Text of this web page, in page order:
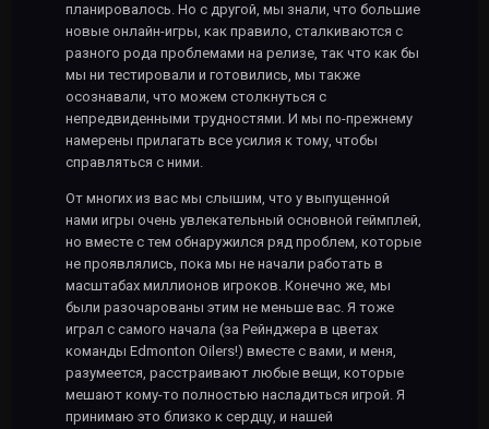
планировалось. Но с другой, мы знали, что большие
новые онлайн-игры, как правило, сталкиваются с
разного рода проблемами на релизе, так что как бы
мы ни тестировали и готовились, мы также
осознавали, что можем столкнуться с
непредвиденными трудностями. И мы по-прежнему
намерены прилагать все усилия к тому, чтобы
справляться с ними.
От многих из вас мы слышим, что у выпущенной
нами игры очень увлекательный основной геймплей,
но вместе с тем обнаружился ряд проблем, которые
не проявлялись, пока мы не начали работать в
масштабах миллионов игроков. Конечно же, мы
были разочарованы этим не меньше вас. Я тоже
играл с самого начала (за Рейнджера в цветах
команды Edmonton Oilers!) вместе с вами, и меня,
разумеется, расстраивают любые вещи, которые
мешают кому-то полностью насладиться игрой. Я
принимаю это близко к сердцу, и нашей